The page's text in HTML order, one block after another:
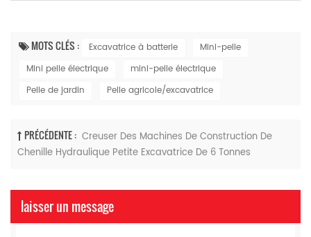
MOTS CLÉS : Excavatrice à batterie
Mini-pelle
Mini pelle électrique
mini-pelle électrique
Pelle de jardin
Pelle agricole/excavatrice
PRÉCÉDENTE : Creuser Des Machines De Construction De
Chenille Hydraulique Petite Excavatrice De 6 Tonnes
laisser un message